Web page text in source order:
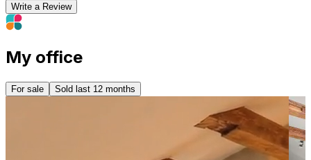
Write a Review
My office
For sale Sold last 12 months